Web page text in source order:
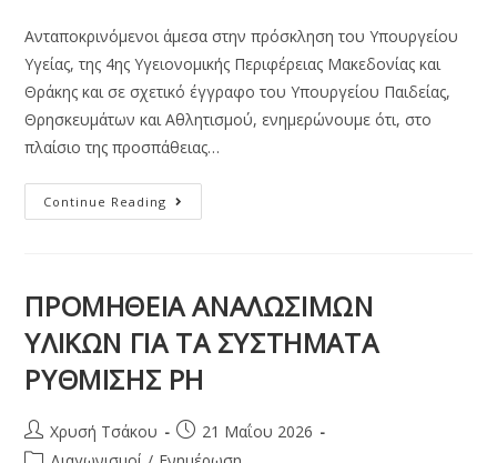
Ανταποκρινόμενοι άμεσα στην πρόσκληση του Υπουργείου
Υγείας, της 4ης Υγειονομικής Περιφέρειας Μακεδονίας και
Θράκης και σε σχετικό έγγραφο του Υπουργείου Παιδείας,
Θρησκευμάτων και Αθλητισμού, ενημερώνουμε ότι, στο
πλαίσιο της προσπάθειας…
Continue Reading
ΠΡΟΜΗΘΕΙΑ ΑΝΑΛΩΣΙΜΩΝ
ΥΛΙΚΩΝ ΓΙΑ ΤΑ ΣΥΣΤΗΜΑΤΑ
ΡΥΘΜΙΣΗΣ PH
Χρυσή Τσάκου
21 Μαΐου 2026